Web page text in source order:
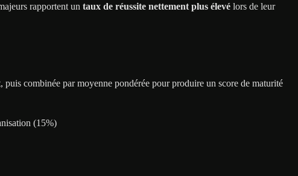
rapportent un taux de réussite nettement plus élevé lors de leur
combinée par moyenne pondérée pour produire un score de maturité
(15%)